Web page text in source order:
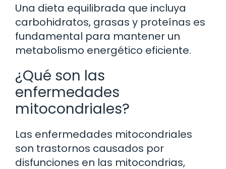
Una dieta equilibrada que incluya
carbohidratos, grasas y proteínas es
fundamental para mantener un
metabolismo energético eficiente.
¿Qué son las
enfermedades
mitocondriales?
Las enfermedades mitocondriales
son trastornos causados por
disfunciones en las mitocondrias,